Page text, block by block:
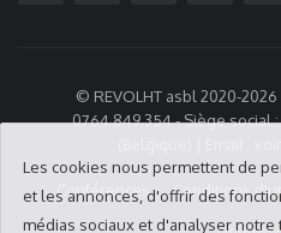
© REVOLHT asbl 2020-
0764.849.354 - Siège social
Conférences Conditions
Les cookies nous permettent de
et les annonces, d'offrir des
médias sociaux et d'analyser notre